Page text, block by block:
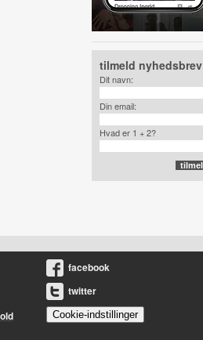
tilmeld nyhedsbrev
Dit navn:
Din email:
Hvad er 1 + 2?
facebook
twitter
Cookie-indstillinger